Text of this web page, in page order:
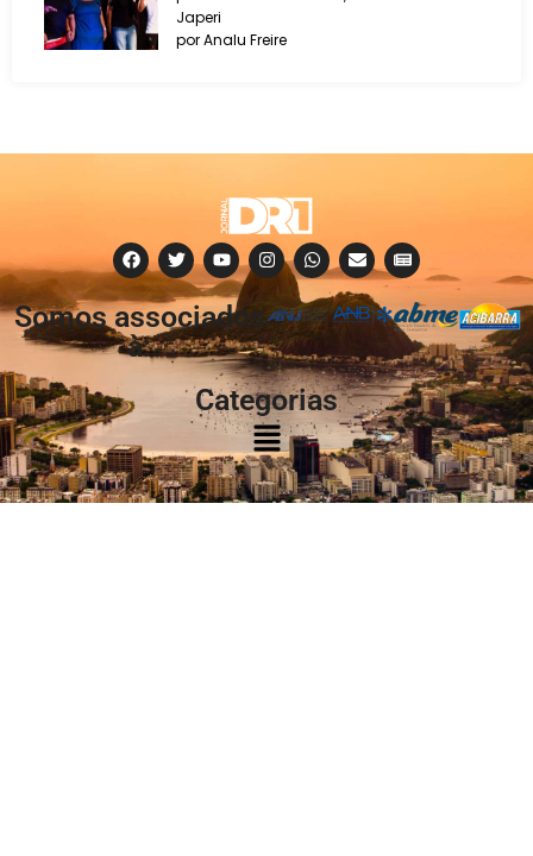
Japeri
por Analu Freire
Somos associados
à:
Categorias